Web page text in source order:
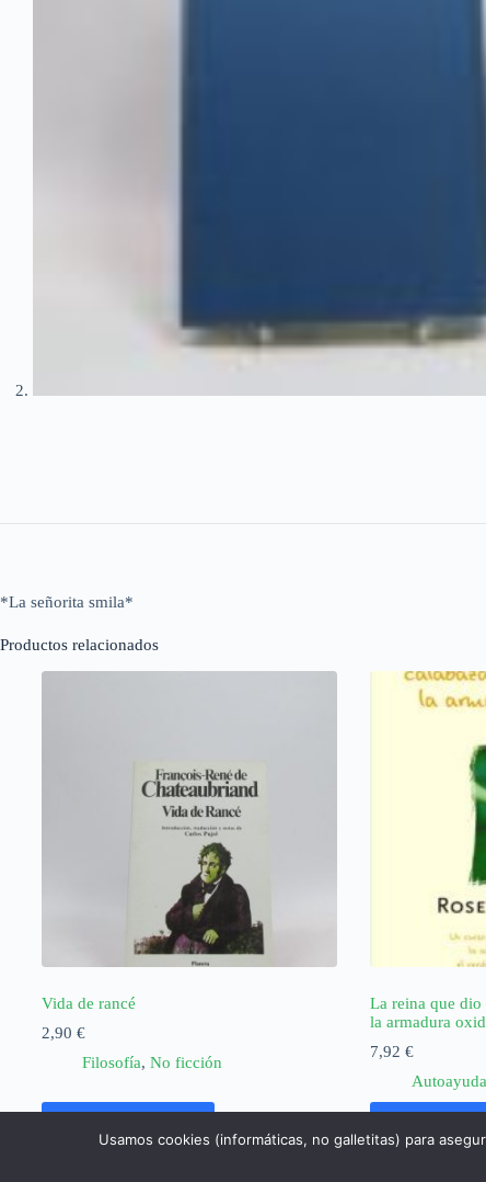
*La señorita smila*
Productos relacionados
Vida de rancé
2,90 €
Filosofía, No ficción
La reina que dio
la armadura
7,92€
Autoayuda
Usamos cookies (informáticas, no galletitas) para